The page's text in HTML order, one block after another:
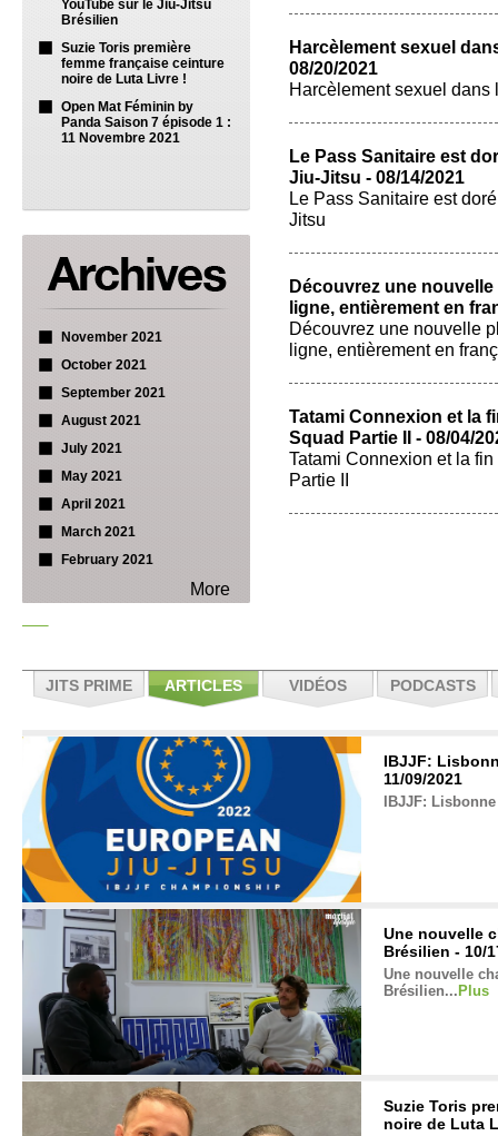
YouTube sur le Jiu-Jitsu
Brésilien
Suzie Toris première
femme française ceinture
noire de Luta Livre !
Open Mat Féminin by
Panda Saison 7 épisode 1 :
11 Novembre 2021
November 2021
October 2021
September 2021
August 2021
July 2021
May 2021
April 2021
March 2021
February 2021
More
Harcèlement sexuel
08/20/2021
Harcèlement sexuel
Le Pass Sanitaire est
Jiu-Jitsu - 08/14/2021
Le Pass Sanitaire est
Jitsu
Découvrez une
ligne, entièrement en
Découvrez une nouvelle
ligne, entièrement en
Tatami Connexion et la
Squad Partie II - 08/04/
Tatami Connexion et la
Partie II
JITS PRIME ARTICLES VIDÉOS PODCASTS
IBJJF:
11/09/2021
IBJJF:
Une nouvelle
Brésilien - 10/
Une nouvelle
Brésilien... Plus
Suzie Toris
noire de Luta